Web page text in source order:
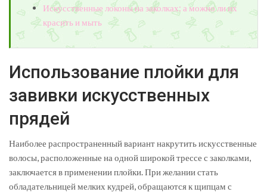
Искусственные локоны на заколках: а можно ли их
красить и мыть
Использование плойки для
завивки искусственных
прядей
Наиболее распространенный вариант накрутить искусственные
волосы, расположенные на одной широкой трессе с заколками,
заключается в применении плойки. При желании стать
обладательницей мелких кудрей, обращаются к щипцам с